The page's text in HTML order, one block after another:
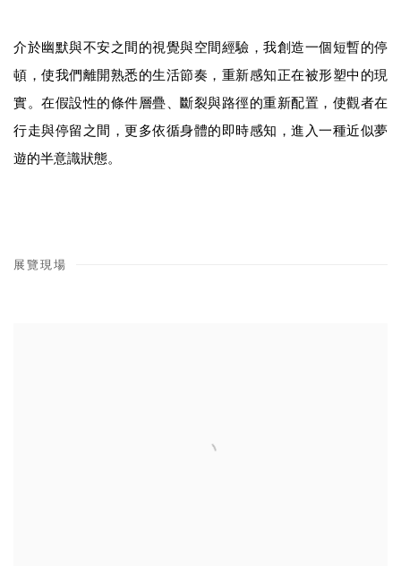
介於幽默與不安之間的視覺與空間經驗，我創造一個短暫的停
頓，使我們離開熟悉的生活節奏，重新感知正在被形塑中的現
實。在假設性的條件層疊、斷裂與路徑的重新配置，使觀者在
行走與停留之間，更多依循身體的即時感知，進入一種近似夢
遊的半意識狀態。
展覽現場